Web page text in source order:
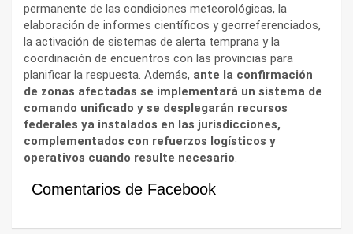
permanente de las condiciones meteorológicas, la
elaboración de informes científicos y georreferenciados,
la activación de sistemas de alerta temprana y la
coordinación de encuentros con las provincias para
planificar la respuesta. Además, ante la confirmación
de zonas afectadas se implementará un sistema de
comando unificado y se desplegarán recursos
federales ya instalados en las jurisdicciones,
complementados con refuerzos logísticos y
operativos cuando resulte necesario.
Comentarios de Facebook